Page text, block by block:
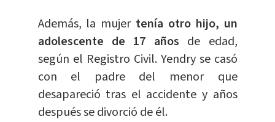
Además, la mujertenía otro hijo, un
adolescente de 17 años de edad,
según el Registro Civil. Yendry se casó
con el padre del menor que
desapareció tras el accidente y años
después se divorció de él.